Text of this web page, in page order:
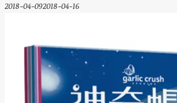
2018-04-092018-04-16